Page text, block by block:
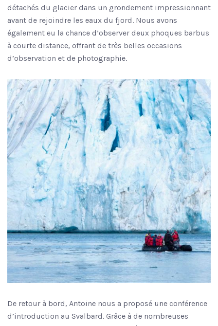
détachés du glacier dans un grondement impressionnant
avant de rejoindre les eaux du fjord. Nous avons
également eu la chance d’observer deux phoques barbus
à courte distance, offrant de très belles occasions
d’observation et de photographie.
De retour à bord, Antoine nous a proposé une conférence
d’introduction au Svalbard. Grâce à de nombreuses